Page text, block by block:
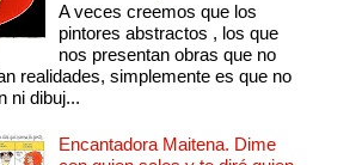
A veces creemos que los
pintores abstractos , los que
nos presentan obras que no
realidades, simplemente es que no
ni dibuj...
Encantadora Maitena. Dime